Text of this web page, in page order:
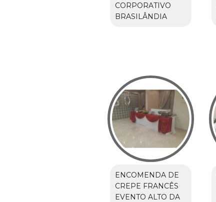
CORPORATIVO
BRASILÂNDIA
ENCOMENDA DE
CREPE FRANCÊS
EVENTO ALTO DA